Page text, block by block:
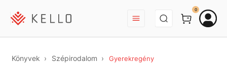
BEJELENTKEZÉS
0
Könyvek Szépirodalom Gyerekregény